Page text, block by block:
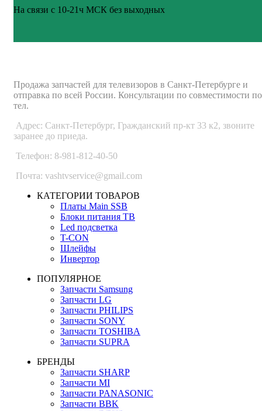
На связи с 10-21ч МСК без выходных
Продажа запчастей для телевизоров в Санкт-Петербурге и
отправка по всей России. Консультации по совместимости по
тел.
Адрес: Санкт-Петербург, Гражданский пр-кт 33 к2, звоните
заранее до приеда.
Телефон: 8-981-812-40-50
Почта: vashtvservice@gmail.com
КАТЕГОРИИ ТОВАРОВ
Платы Main SSB
Блоки питания ТВ
Led подсветка
T-CON
Шлейфы
Инвертор
ПОПУЛЯРНОЕ
Запчасти Samsung
Запчасти LG
Запчасти PHILIPS
Запчасти SONY
Запчасти TOSHIBA
Запчасти SUPRA
БРЕНДЫ
Запчасти SHARP
Запчасти MI
Запчасти PANASONIC
Запчасти BBK